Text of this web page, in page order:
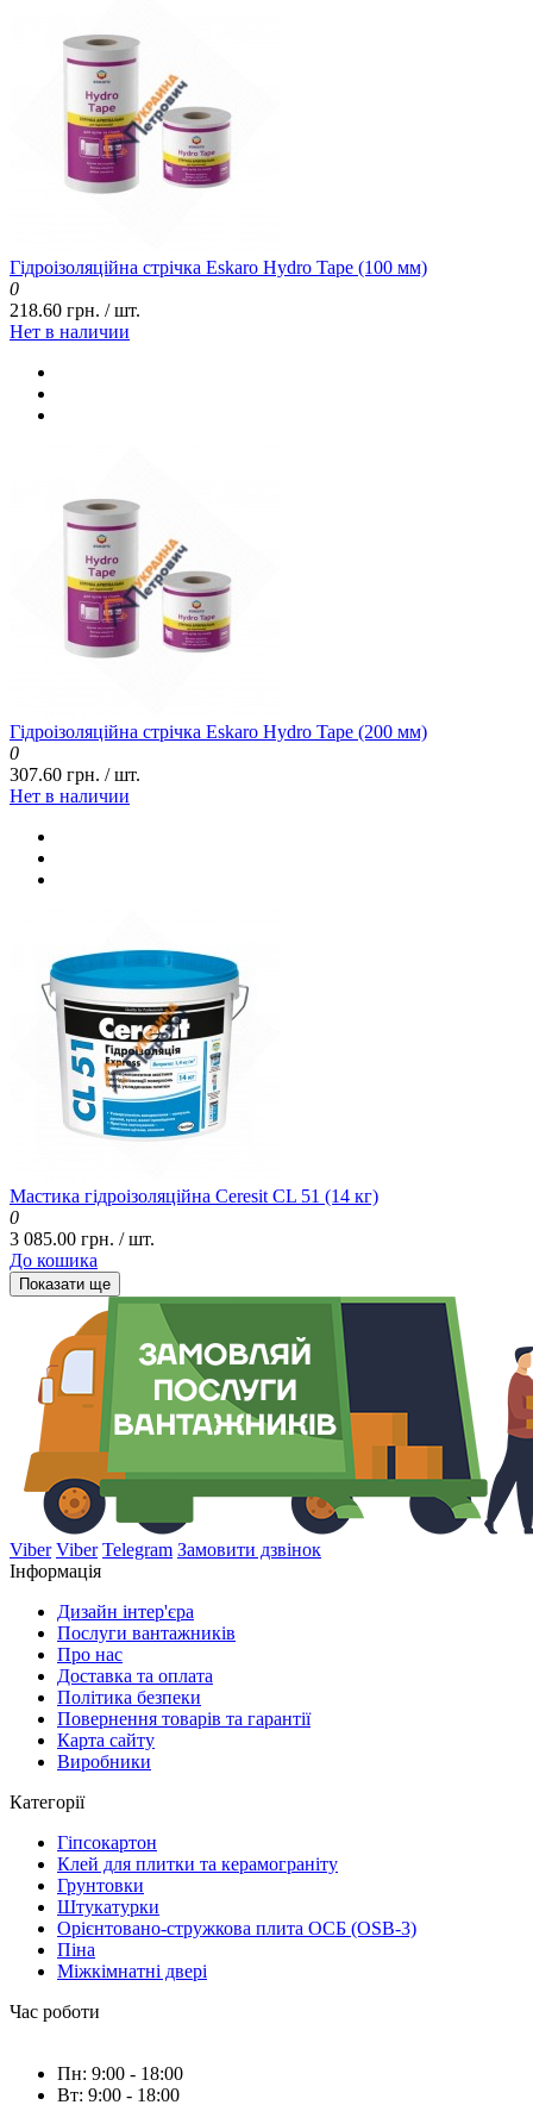
Гідроізоляційна стрічка Eskaro Hydro Tape (100 мм)
0
218.60 грн. / шт.
Нет в наличии
Гідроізоляційна стрічка Eskaro Hydro Tape (200 мм)
0
307.60 грн. / шт.
Нет в наличии
Мастика гідроізоляційна Ceresit CL 51 (14 кг)
0
3 085.00 грн. / шт.
До кошика
Показати ще
Viber Viber Telegram Замовити дзвінок
Інформація
Дизайн інтер'єра
Послуги вантажників
Про нас
Доставка та оплата
Політика безпеки
Повернення товарів та гарантії
Карта сайту
Виробники
Категорії
Гіпсокартон
Клей для плитки та керамограніту
Грунтовки
Штукатурки
Орієнтовано-стружкова плита ОСБ (OSB-3)
Піна
Міжкімнатні двері
Час роботи
Пн: 9:00 - 18:00
Вт: 9:00 - 18:00